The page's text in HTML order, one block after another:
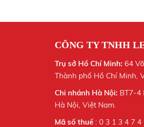
CÔNG TY TNHH
Trụ sở Hồ Chí Minh: 64
Thành phố Hồ Chí Minh,
Chi nhánh Hà Nội: BT7-4
Hà Nội, Việt Nam.
Mã số thuế: 0 3 1 3 4 7 4